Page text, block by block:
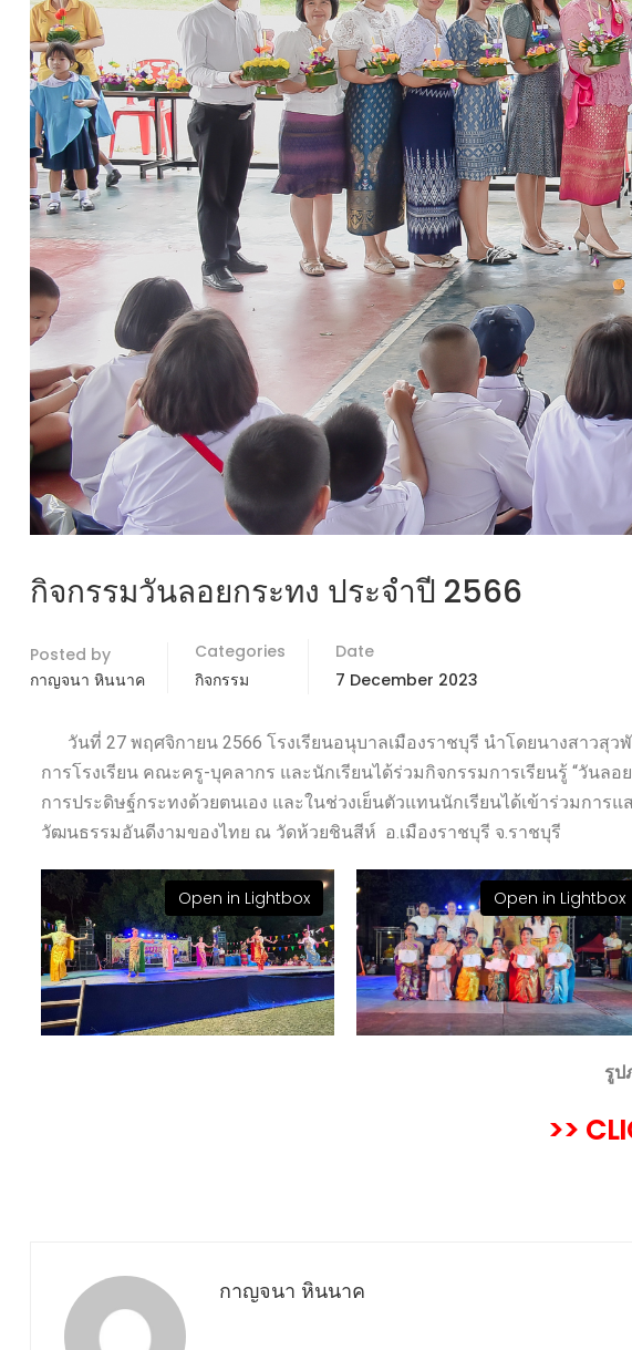
กิจกรรมวันลอยกระทง ประจำปี 2566
Posted by
กาญจนา หินนาค
Categories
กิจกรรม
Date
7 December 2023
วันที่ 27 พฤศจิกายน 2566 โรงเรียนอนุบาลเมืองราชบุรี นำโดยนางสาวสุว
การโรงเรียน คณะครู-บุคลากร และนักเรียนได้ร่วมกิจกรรมการเรียนรู้ “วันล
การประดิษฐ์กระทงด้วยตนเอง และในช่วงเย็นตัวแทนนักเรียนได้เข้าร่วมกา
วัฒนธรรมอันดีงามของไทย ณ วัดห้วยชินสีห์ อ.เมืองราชบุรี จ.ราชบุรี
Open in Lightbox Open in Lightbox
รูป
>>
กาญจนา หินนาค